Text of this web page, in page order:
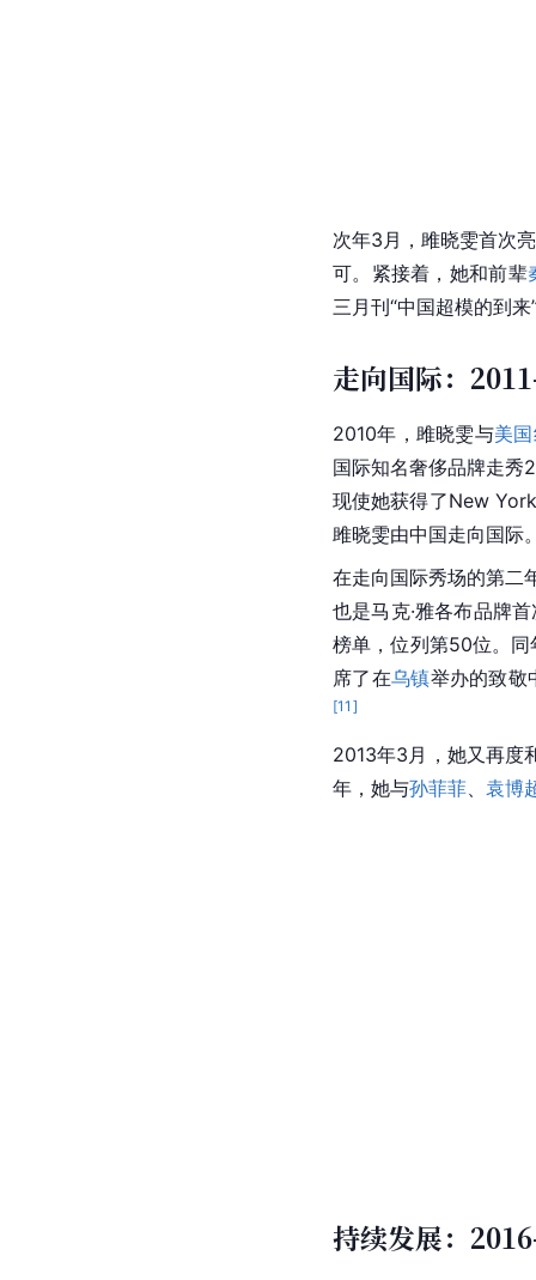
次年3月，雎晓雯首次
可。紧接着，她和前辈
三月刊“中国超模的到来
走向国际：
2010年，雎晓雯与美
国际知名奢侈品牌走秀
现使她获得了New
雎晓雯由中国走向国际
在走向国际秀场的第二
也是马克·雅各布品牌
榜单，位列第50位。
席了在乌镇举办的致敬
[11 ]
2013年3月，她又再度
年，她与孙菲菲、 袁博
持续发展：